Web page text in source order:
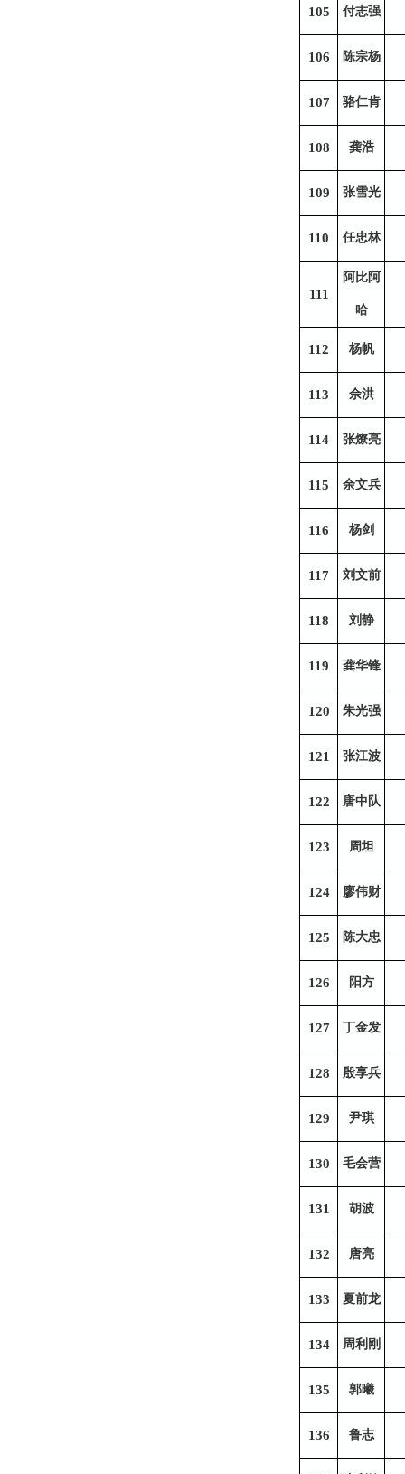
105 付志强
106 陈宗杨
107 骆仁肯
108 龚浩
109 张雪光
110 任忠林
111
阿比阿
哈
112 杨帆
113 佘洪
114 张燎亮
115 余文兵
116 杨剑
117 刘文前
118 刘静
119 龚华锋
120 朱光强
121 张江波
122 唐中队
123 周坦
124 廖伟财
125 陈大忠
126 阳方
127 丁金发
128 殷享兵
129 尹琪
130 毛会营
131 胡波
132 唐亮
133 夏前龙
134 周利刚
135 郭曦
136 鲁志